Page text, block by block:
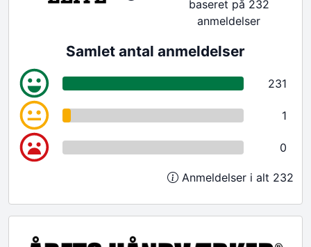
baseret på 232
anmeldelser
Samlet antal anmeldelser
231
1
0
Anmeldelser i alt 232